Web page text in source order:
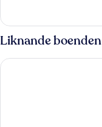
Liknande boenden
Spar Hotel Majorna